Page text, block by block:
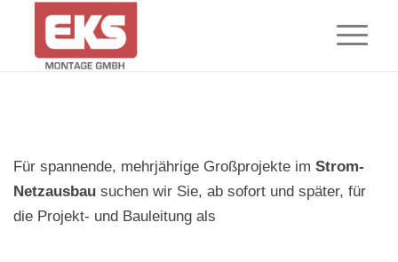
Für spannende, mehrjährige Großprojekte im Strom-
Netzausbau suchen wir Sie, ab sofort und später, für
die Projekt- und Bauleitung als